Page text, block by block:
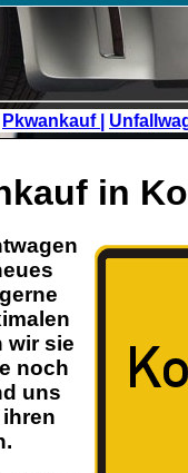
Pkwankauf |
in
wir sie
noch
uns